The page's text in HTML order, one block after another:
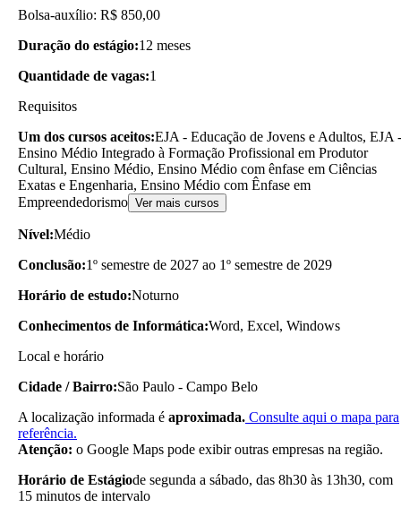
Bolsa-auxílio: R$ 850,00
Duração do estágio:12 meses
Quantidade de vagas:1
Requisitos
Um dos cursos aceitos:EJA - Educação de Jovens e Adultos, EJA -
Ensino Médio Integrado à Formação Profissional em Produtor
Cultural, Ensino Médio, Ensino Médio com ênfase em Ciências
Exatas e Engenharia, Ensino Médio com Ênfase em
Empreendedorismo Ver mais cursos
Nível:Médio
Conclusão:1º semestre de 2027 ao 1º semestre de 2029
Horário de estudo:Noturno
Conhecimentos de Informática:Word, Excel, Windows
Local e horário
Cidade / Bairro:São Paulo - Campo Belo
A localização informada é aproximada. Consulte aqui o mapa para
referência.
Atenção: o Google Maps pode exibir outras empresas na região.
Horário de Estágiode segunda a sábado, das 8h30 às 13h30, com
15 minutos de intervalo